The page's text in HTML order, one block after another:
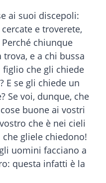
ai suoi discepoli:
e troverete,
chiunque
trova, e a chi bussa
figlio che gli chiede
E se gli chiede un
Se voi, dunque, che
buone ai vostri
che è nei cieli
gliele chiedono!
uomini facciano a
questa infatti è la